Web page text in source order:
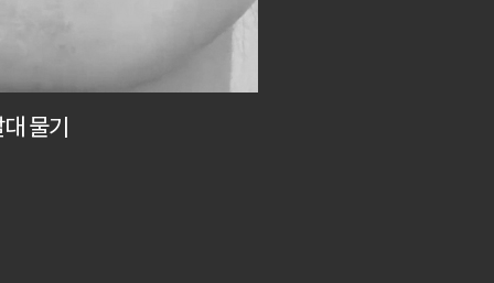
물기